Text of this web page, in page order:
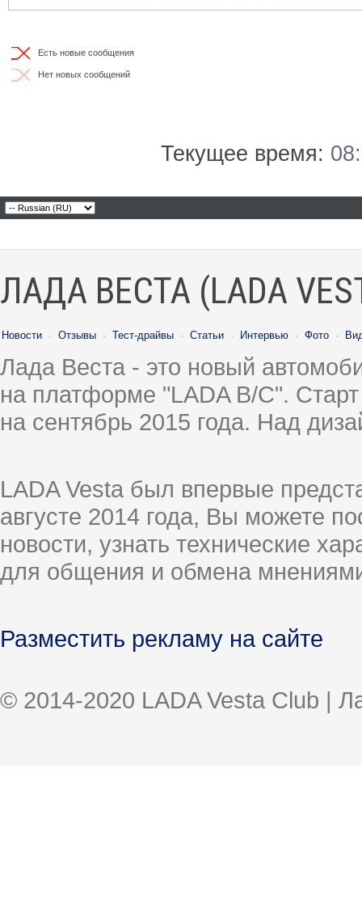
Есть новые сообщения
Нет новых сообщений
Текущее время:
ЛАДА ВЕСТА (LADA
Новости · Отзывы · Тест-драйвы · Статьи · Интервью · Фото ·
Лада Веста - это новый
на платформе "LADA B/C".
на сентябрь 2015 года. Над
LADA Vesta был впервые
августе 2014 года, Вы можете
новости, узнать технические
для общения и обмена
Разместить рекламу на сайте
© 2014-2020 LADA Vesta Club |